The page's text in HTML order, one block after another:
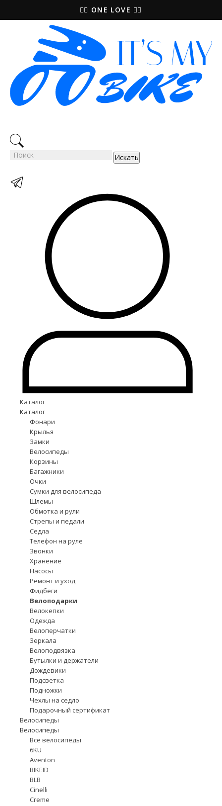
🚵‍♀️ ONE LOVE 🚴‍♀️
Искать
Каталог
Каталог
Фонари
Крылья
Замки
Велосипеды
Корзины
Багажники
Очки
Сумки для велосипеда
Шлемы
Обмотка и рули
Стрепы и педали
Седла
Телефон на руле
Звонки
Хранение
Насосы
Ремонт и уход
Фидбеги
Велоподарки
Велокепки
Одежда
Велоперчатки
Зеркала
Велоподвязка
Бутылки и держатели
Дождевики
Подсветка
Подножки
Чехлы на седло
Подарочный сертификат
Велосипеды
Велосипеды
Все велосипеды
6KU
Aventon
BIKEID
BLB
Cinelli
Creme